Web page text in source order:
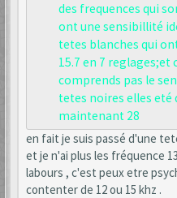
des frequences qui
ont une sensibillité
tetes blanches qui
15.7 en 7 reglages;et
comprends pas le
tetes noires elles eté
maintenant 28
en fait je suis passé d'une
et je n'ai plus les fréquence
labours , c'est peux etre
contenter de 12 ou 15 khz .